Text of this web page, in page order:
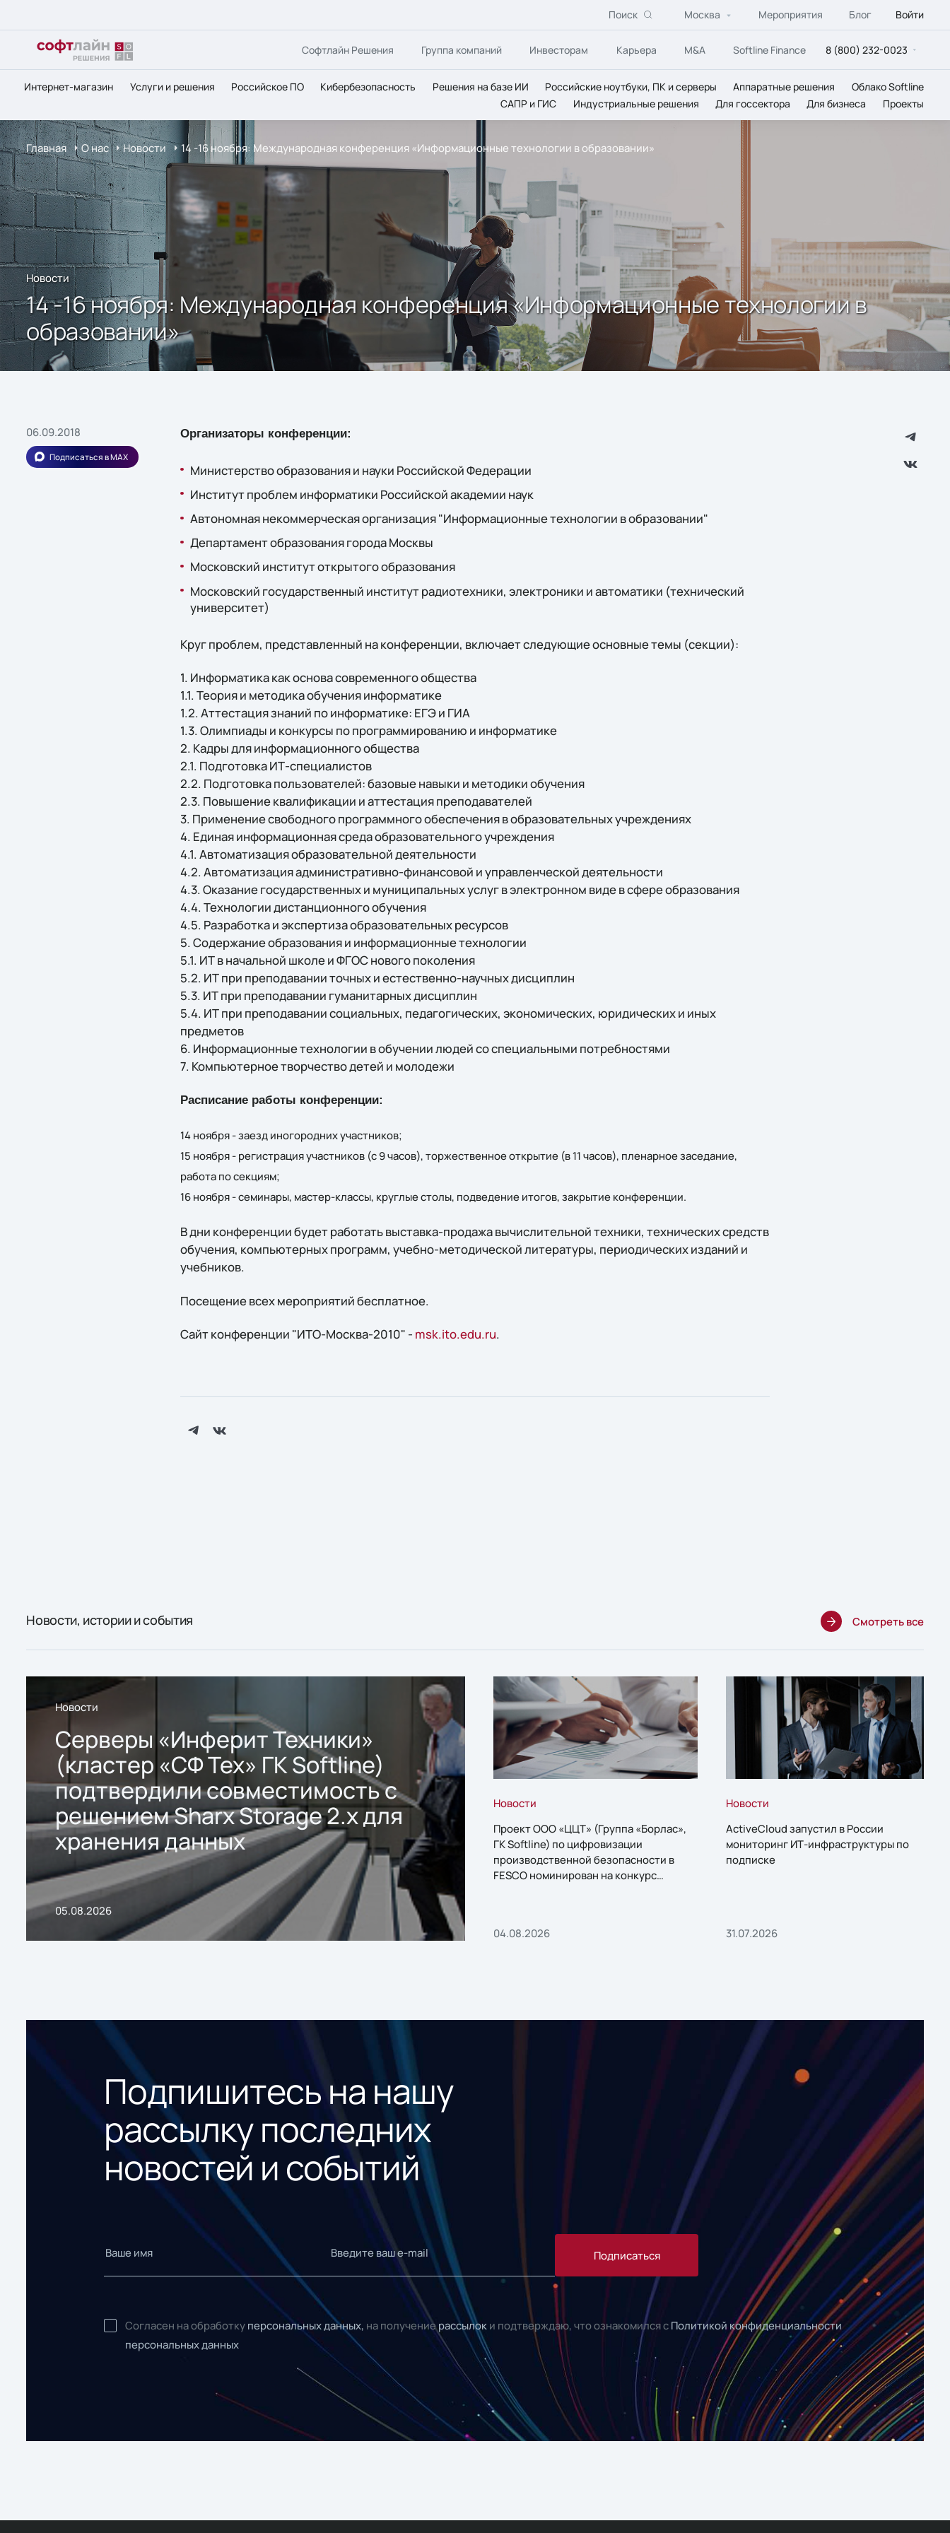
Поиск Москва Мероприятия Блог Войти
Софтлайн Решения Группа компаний Инвесторам Карьера M&A Softline Finance 8 (800) 232-0023
Интернет-магазин Услуги и решения Российское ПО Кибербезопасность Решения на базе ИИ Российские ноутбуки, ПК и серверы Аппаратные решения
Облако Softline
САПР и ГИС
Индустриальные решения Для госсектора Для бизнеса Проекты
Главная О нас Новости 14 -16 ноября: Международная конференция «Информационные технологии в образовании»
Новости
14 -16 ноября: Международная конференция «Информационные технологии в
образовании»
06.09.2018
Подписаться в MAX
Организаторы конференции:
Министерство образования и науки Российской Федерации
Институт проблем информатики Российской академии наук
Автономная некоммерческая организация "Информационные технологии в образовании"
Департамент образования города Москвы
Московский институт открытого образования
Московский государственный институт радиотехники, электроники и автоматики (технический
университет)
Круг проблем, представленный на конференции, включает следующие основные темы (секции):
1. Информатика как основа современного общества
1.1. Теория и методика обучения информатике
1.2. Аттестация знаний по информатике: ЕГЭ и ГИА
1.3. Олимпиады и конкурсы по программированию и информатике
2. Кадры для информационного общества
2.1. Подготовка ИТ-специалистов
2.2. Подготовка пользователей: базовые навыки и методики обучения
2.3. Повышение квалификации и аттестация преподавателей
3. Применение свободного программного обеспечения в образовательных учреждениях
4. Единая информационная среда образовательного учреждения
4.1. Автоматизация образовательной деятельности
4.2. Автоматизация административно-финансовой и управленческой деятельности
4.3. Оказание государственных и муниципальных услуг в электронном виде в сфере образования
4.4. Технологии дистанционного обучения
4.5. Разработка и экспертиза образовательных ресурсов
5. Содержание образования и информационные технологии
5.1. ИТ в начальной школе и ФГОС нового поколения
5.2. ИТ при преподавании точных и естественно-научных дисциплин
5.3. ИТ при преподавании гуманитарных дисциплин
5.4. ИТ при преподавании социальных, педагогических, экономических, юридических и иных
предметов
6. Информационные технологии в обучении людей со специальными потребностями
7. Компьютерное творчество детей и молодежи
Расписание работы конференции:
14 ноября - заезд иногородних участников;
15 ноября - регистрация участников (c 9 часов), торжественное открытие (в 11 часов), пленарное заседание,
работа по секциям;
16 ноября - семинары, мастер-классы, круглые столы, подведение итогов, закрытие конференции.
В дни конференции будет работать выставка-продажа вычислительной техники, технических средств
обучения, компьютерных программ, учебно-методической литературы, периодических изданий и
учебников.
Посещение всех мероприятий бесплатное.
Сайт конференции "ИTO-Москва-2010" - msk.ito.edu.ru.
Новости, истории и события Смотреть все
Новости
Серверы «Инферит Техники»
(кластер «СФ Тех» ГК Softline)
подтвердили совместимость с
решением Sharx Storage 2.x для
хранения данных
05.08.2026
Новости
Проект ООО «ЦЦТ» (Группа «Борлас»,
ГК Softline) по цифровизации
производственной безопасности в
FESCO номинирован на конкурс
04.08.2026
Новости
ActiveCloud запустил в России
мониторинг ИТ-инфраструктуры по
подписке
31.07.2026
Подпишитесь на нашу
рассылку последних
новостей и событий
Подписаться
Согласен на обработку персональных данных, на получениерассылок и подтверждаю, что ознакомился с Политикой конфиденциальности
персональных данных